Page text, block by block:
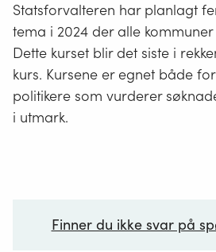
Statsforvalteren har planlagt
tema i 2024 der alle
Dette kurset blir det siste i
kurs. Kursene er egnet både
politikere som vurderer
i utmark.
Finner du ikke svar på